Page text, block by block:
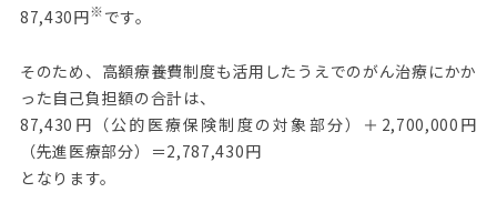
87,430円※です。
そのため、高額療養費制度も活用したうえでのがん治療にかか
った自己負担額の合計は、
87,430円（公的医療保険制度の対象部分）＋2,700,000円
（先進医療部分）＝2,787,430円
となります。